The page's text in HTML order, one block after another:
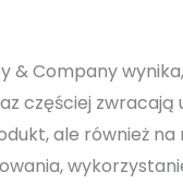
& Company
częściej zwracają
ale również na